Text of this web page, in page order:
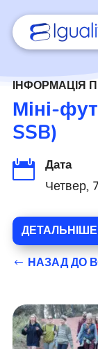
ІНФОРМАЦІЯ
Міні-
SSB)

Дата
Четвер,
ДЕТАЛЬНІШЕ
НАЗАД ДО